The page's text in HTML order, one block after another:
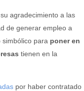
agradecimiento a las
de generar empleo a
para poner en
tienen en la
por haber contratado